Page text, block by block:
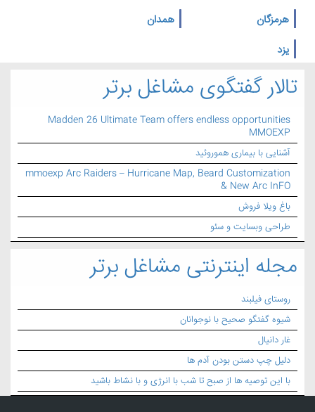
هرمزگان
همدان
یزد
تالار گفتگوی مشاغل برتر
Madden 26 Ultimate Team offers endless opportunities
MMOEXP
آشنایی با بیماری هموروئید
mmoexp Arc Raiders – Hurricane Map, Beard Customization
& New Arc InFO
باغ ویلا فروش
طراحی وبسایت و سئو
مجله اینترنتی مشاغل برتر
روستای فیلبند
شیوه گفتگو صحیح با نوجوانان
غار دانیال
دلیل چپ دستن بودن آدم ها
با این توصیه ها از صبح تا شب با انرژی و با نشاط باشید